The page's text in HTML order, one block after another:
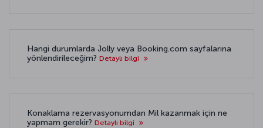
Hangi durumlarda Jolly veya Booking.com sayfalarına
yönlendirileceğim? Detaylı bilgi
Konaklama rezervasyonumdan Mil kazanmak için ne
yapmam gerekir? Detaylı bilgi